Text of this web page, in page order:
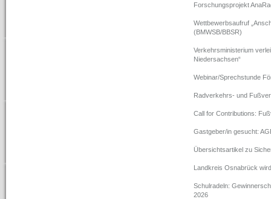
Forschungsprojekt
Wettbewerbsaufruf
(BMWSB/BBSR)
Verkehrsministerium
Niedersachsen“
Webinar/Sprechstunde
Radverkehrs- und
Call for Contributions:
Gastgeber/in gesucht:
Übersichtsartikel zu
Landkreis Osnabrück
Schulradeln:
2026